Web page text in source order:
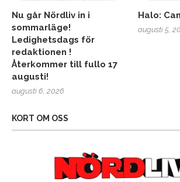
Nu går Nördliv in i
sommarläge!
Ledighetsdags för
redaktionen !
Återkommer till fullo 17
augusti!
augusti 6, 2026
Halo:
augusti 5,
KORT OM OSS